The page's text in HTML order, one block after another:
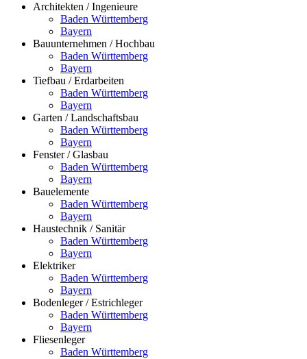
Architekten / Ingenieure
Baden Württemberg
Bayern
Bauunternehmen / Hochbau
Baden Württemberg
Bayern
Tiefbau / Erdarbeiten
Baden Württemberg
Bayern
Garten / Landschaftsbau
Baden Württemberg
Bayern
Fenster / Glasbau
Baden Württemberg
Bayern
Bauelemente
Baden Württemberg
Bayern
Haustechnik / Sanitär
Baden Württemberg
Bayern
Elektriker
Baden Württemberg
Bayern
Bodenleger / Estrichleger
Baden Württemberg
Bayern
Fliesenleger
Baden Württemberg